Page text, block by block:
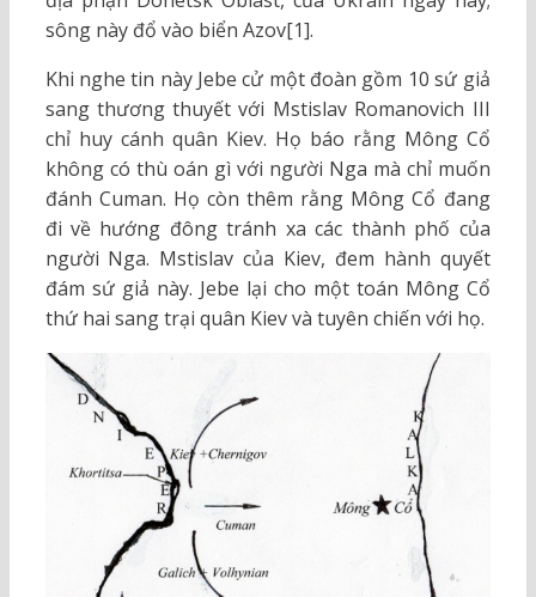
sông này đổ vào biển Azov[1].
Khi nghe tin này Jebe cử một đoàn gồm 10 sứ giả
sang thương thuyết với Mstislav Romanovich III
chỉ huy cánh quân Kiev. Họ báo rằng Mông Cổ
không có thù oán gì với người Nga mà chỉ muốn
đánh Cuman. Họ còn thêm rằng Mông Cổ đang
đi về hướng đông tránh xa các thành phố của
người Nga. Mstislav của Kiev, đem hành quyết
đám sứ giả này. Jebe lại cho một toán Mông Cổ
thứ hai sang trại quân Kiev và tuyên chiến với họ.